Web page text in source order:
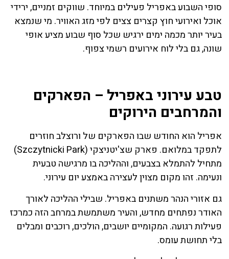
סופי השבוע באפריל פעילים במיוחד. שווקים זמניים, ירידי
אוכל ואירועי חוץ קצרים צצים לפי מזג האוויר. מי שנמצא
בעיר יותר מכמה ימים ירגיש שכל סוף שבוע מציע אופי
שונה, גם בלי לוח אירועים רשמי צפוף.
טבע עירוני באפריל – הפארקים
והמרחבים הירוקים
אפריל הוא החודש שבו הפארקים של ורוצלב חוזרים
לתפקד במלואם. פארק שצ'יטניצקי (Szczytnicki Park)
מתחיל להתמלא בצבעים, וההליכה בו מרגישה טבעית
ונעימה. זהו מקום מצוין לעצירה באמצע יום עירוני.
גם אזורי הנהר משתנים באפריל. שבילי ההליכה לאורך
האודר נפתחים מחדש, והעיר משתמשת במרחב הזה כמרכז
פעילות רגועה. המקומיים יושבים, הולכים, רוכבים ומבלים
בלי תחושת עומס.